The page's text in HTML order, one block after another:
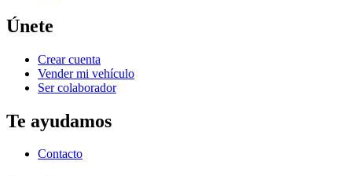
Únete
Crear cuenta
Vender mi vehículo
Ser colaborador
Te ayudamos
Contacto